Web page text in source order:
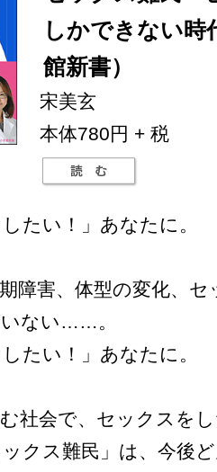
しかできない時
館新書）
宋美玄
本体780円 + 税
したい！」あなたに。
障害、体型の変化、
ない……。
したい！」あなたに。
社会で、セックスを
クス難民」は、今後